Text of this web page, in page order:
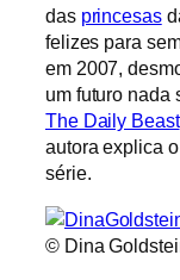
das princesas
felizes para
em 2007,
um futuro nada
The Daily Beast
autora explica
série.
© Dina